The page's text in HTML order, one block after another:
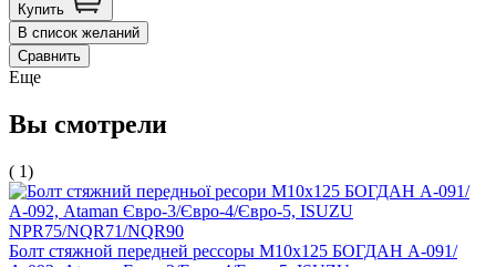
Купить
В список желаний
Сравнить
Еще
Вы смотрели
( 1)
Болт стяжной передней рессоры М10х125 БОГДАН А-091/